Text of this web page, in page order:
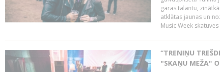
garas talantu,
atklātas jaunas un
Music Week
‘’TRENIŅU
"SKAŅU MEŽA"